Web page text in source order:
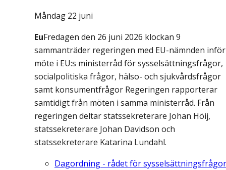
Måndag 22 juni
EuFredagen den 26 juni 2026 klockan 9
sammanträder regeringen med EU-nämnden inför
möte i EU:s ministerråd för sysselsättningsfrågor,
socialpolitiska frågor, hälso- och sjukvårdsfrågor
samt konsumentfrågor Regeringen rapporterar
samtidigt från möten i samma ministerråd. Från
regeringen deltar statssekreterare Johan Höij,
statssekreterare Johan Davidson och
statssekreterare Katarina Lundahl.
Dagordning - rådet för